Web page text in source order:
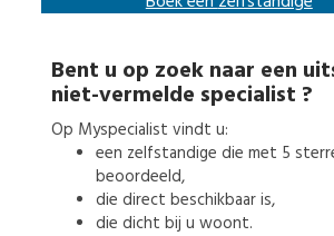
Bent u op zoek naar een
niet-vermelde specialist ?
Op Myspecialist vindt u:
een zelfstandige die met 5
beoordeeld,
die direct beschikbaar is,
die dicht bij u woont.